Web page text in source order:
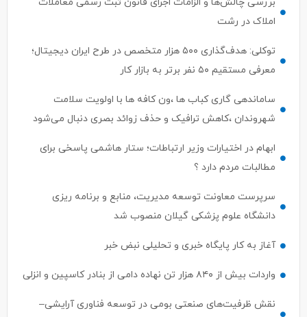
بررسی چالش‌ها و الزامات اجرای قانون ثبت رسمی معاملات
املاک در رشت
توکلی: هدف‌گذاری ۵۰۰ هزار متخصص در طرح ایران دیجیتال؛
معرفی مستقیم ۵۰ نفر برتر به بازار کار
ساماندهی گاری کباب ها ،ون کافه ها با اولویت سلامت
شهروندان ،کاهش ترافیک و حذف زوائد بصری دنبال می‌شود
ابهام در اختیارات وزیر ارتباطات؛ ستار هاشمی پاسخی برای
مطالبات مردم دارد ؟
سرپرست معاونت توسعه مدیریت، منابع و برنامه ریزی
دانشگاه علوم پزشکی گیلان منصوب شد
آغاز به کار پایگاه خبری و تحلیلی نبض خبر
واردات بیش از ۸۴۰ هزار تن نهاده دامی از بنادر كاسپین و انزلی
نقش ظرفیت‌های صنعتی بومی در توسعه فناوری آرایشی–